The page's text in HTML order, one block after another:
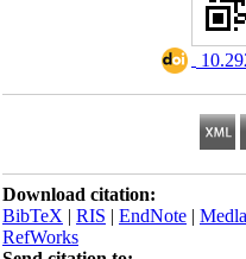
Download citation:
BibTeX|RIS|EndNote|
RefWorks